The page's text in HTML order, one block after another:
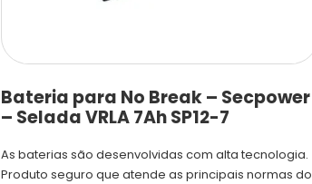
Bateria para No Break – Secpower
– Selada VRLA 7Ah SP12-7
As baterias são desenvolvidas com alta tecnologia.
Produto seguro que atende as principais normas do